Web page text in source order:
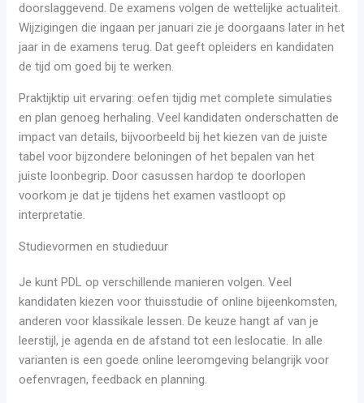
doorslaggevend. De examens volgen de wettelijke actualiteit.
Wijzigingen die ingaan per januari zie je doorgaans later in het
jaar in de examens terug. Dat geeft opleiders en kandidaten
de tijd om goed bij te werken.
Praktijktip uit ervaring: oefen tijdig met complete simulaties
en plan genoeg herhaling. Veel kandidaten onderschatten de
impact van details, bijvoorbeeld bij het kiezen van de juiste
tabel voor bijzondere beloningen of het bepalen van het
juiste loonbegrip. Door casussen hardop te doorlopen
voorkom je dat je tijdens het examen vastloopt op
interpretatie.
Studievormen en studieduur
Je kunt PDL op verschillende manieren volgen. Veel
kandidaten kiezen voor thuisstudie of online bijeenkomsten,
anderen voor klassikale lessen. De keuze hangt af van je
leerstijl, je agenda en de afstand tot een leslocatie. In alle
varianten is een goede online leeromgeving belangrijk voor
oefenvragen, feedback en planning.